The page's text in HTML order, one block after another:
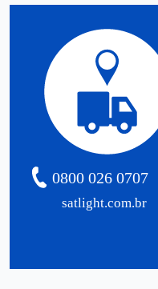
satlight.com.br
0800 026 0707